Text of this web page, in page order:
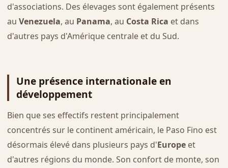
d'associations. Des élevages sont également présents
au Venezuela, au Panama, au Costa Rica et dans
d'autres pays d'Amérique centrale et du Sud.
Une présence internationale en
développement
Bien que ses effectifs restent principalement
concentrés sur le continent américain, le Paso Fino est
désormais élevé dans plusieurs pays d'Europeet
d'autres régions du monde. Son confort de monte, son